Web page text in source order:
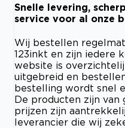
Snelle levering,
service voor al onze
Wij bestellen
123inkt en zijn iedere
website is
uitgebreid en
bestelling wordt snel
De producten zijn
prijzen zijn
leverancier die wij